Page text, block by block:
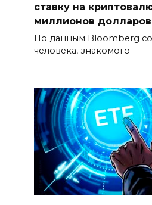
ставку на
миллионов долларов
По данным Bloomberg
человека, знакомого